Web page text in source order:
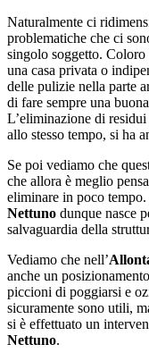
Naturalmente ci
problematiche che ci
singolo soggetto.
una casa privata o
delle pulizie nella parte
di fare sempre una
L’eliminazione di
allo stesso tempo, si ha
Se poi vediamo che
che allora è meglio
eliminare in poco tempo.
Nettuno dunque nasce
salvaguardia della
Vediamo che nell’
anche un
piccioni di poggiarsi e
sicuramente sono utili,
si è effettuato un
Nettuno.